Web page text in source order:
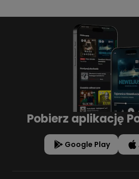
Pobierz aplikację
Google Play